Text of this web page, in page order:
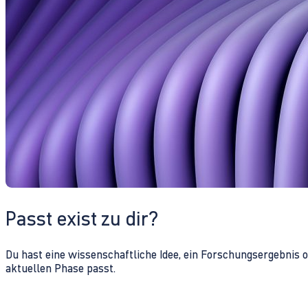
Passt exist zu dir?
Du hast eine wissenschaftliche Idee, ein
aktuellen Phase passt.